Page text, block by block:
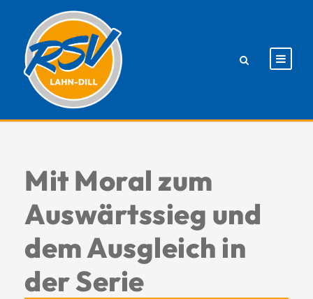
Mit Moral zum
Auswärtssieg und
dem Ausgleich in
der Serie